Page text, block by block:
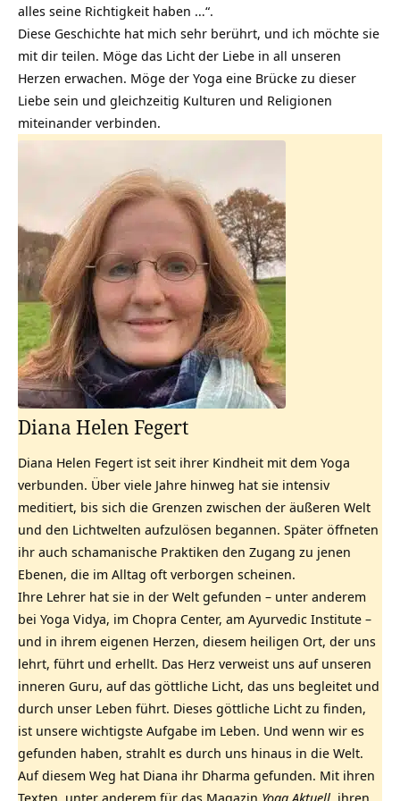
alles seine Richtigkeit haben …“.
Diese Geschichte hat mich sehr berührt, und ich möchte sie
mit dir teilen. Möge das Licht der Liebe in all unseren
Herzen erwachen. Möge der Yoga eine Brücke zu dieser
Liebe sein und gleichzeitig Kulturen und Religionen
miteinander verbinden.
Diana Helen Fegert
Diana Helen Fegert ist seit ihrer Kindheit mit dem Yoga
verbunden. Über viele Jahre hinweg hat sie intensiv
meditiert, bis sich die Grenzen zwischen der äußeren Welt
und den Lichtwelten aufzulösen begannen. Später öffneten
ihr auch schamanische Praktiken den Zugang zu jenen
Ebenen, die im Alltag oft verborgen scheinen.
Ihre Lehrer hat sie in der Welt gefunden – unter anderem
bei Yoga Vidya, im Chopra Center, am Ayurvedic Institute –
und in ihrem eigenen Herzen, diesem heiligen Ort, der uns
lehrt, führt und erhellt. Das Herz verweist uns auf unseren
inneren Guru, auf das göttliche Licht, das uns begleitet und
durch unser Leben führt. Dieses göttliche Licht zu finden,
ist unsere wichtigste Aufgabe im Leben. Und wenn wir es
gefunden haben, strahlt es durch uns hinaus in die Welt.
Auf diesem Weg hat Diana ihr Dharma gefunden. Mit ihren